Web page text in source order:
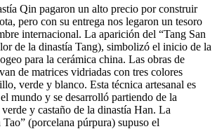
Qin pagaron un alto precio por construir
pero con su entrega nos legaron un tesoro
internacional. La aparición del “Tang San
de la dinastía Tang), simbolizó el inicio de la
para la cerámica china. Las obras de
de matrices vidriadas con tres colores
verde y blanco. Esta técnica artesanal es
mundo y se desarrolló partiendo de la
y castaño de la dinastía Han. La
(porcelana púrpura) supuso el